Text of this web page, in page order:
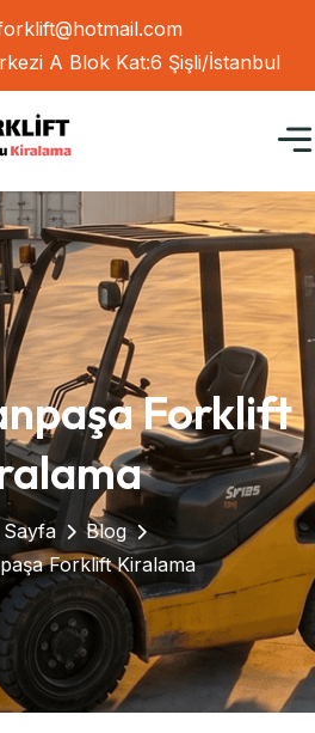
A Blok Kat:6 Şişli/İstanbul
Forklift
Blog
Forklift Kiralama